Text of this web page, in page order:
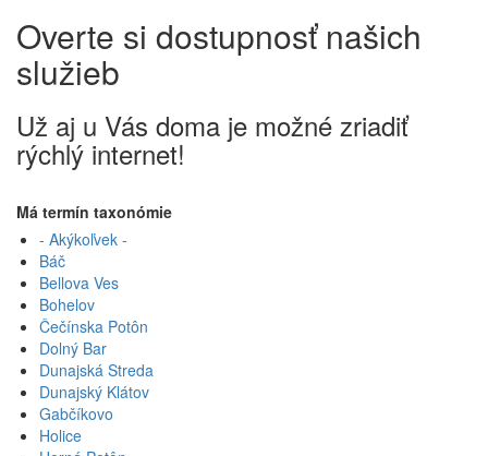
Overte si dostupnosť našich
služieb
Už aj u Vás doma je možné zriadiť
rýchlý internet!
Má termín taxonómie
- Akýkoľvek -
Báč
Bellova Ves
Bohelov
Čečínska Potôn
Dolný Bar
Dunajská Streda
Dunajský Klátov
Gabčíkovo
Holice